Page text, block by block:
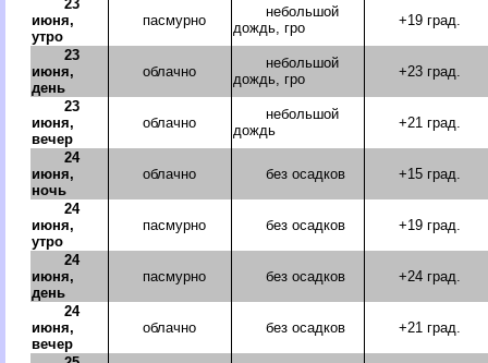
23
июня,
утро
пасмурно
небольшой
дождь, гро
+19 град.
23
июня,
день
облачно
небольшой
дождь, гро
+23 град.
23
июня,
вечер
облачно
небольшой
дождь
+21 град.
24
июня,
ночь
облачно без осадков +15 град.
24
июня,
утро
пасмурно без осадков +19 град.
24
июня,
день
пасмурно без осадков +24 град.
24
июня,
вечер
облачно без осадков +21 град.